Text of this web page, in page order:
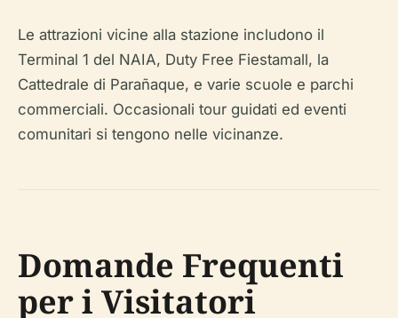
Le attrazioni vicine alla stazione includono il
Terminal 1 del NAIA, Duty Free Fiestamall, la
Cattedrale di Parañaque, e varie scuole e parchi
commerciali. Occasionali tour guidati ed eventi
comunitari si tengono nelle vicinanze.
Domande Frequenti
per i Visitatori